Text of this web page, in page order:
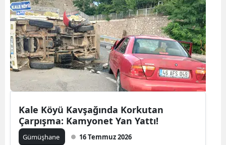
Sakarya
Samsun
Siirt
Sinop
Tekirdağ
Tokat
Kale Köyü Kavşağında Korkutan
Çarpışma: Kamyonet Yan Yattı!
Gümüşhane 16 Temmuz 2026